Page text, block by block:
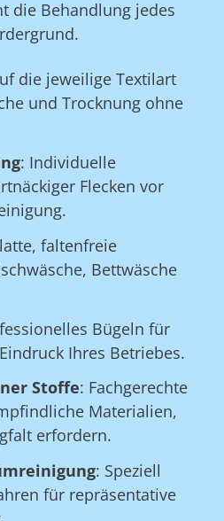
die Behandlung jedes
die jeweilige Textilart
und Trocknung ohne
: Individuelle
Flecken vor
faltenfreie
Bettwäsche
Bügeln für
Ihres Betriebes.
Stoffe: Fachgerechte
Materialien,
erfordern.
: Speziell
für repräsentative